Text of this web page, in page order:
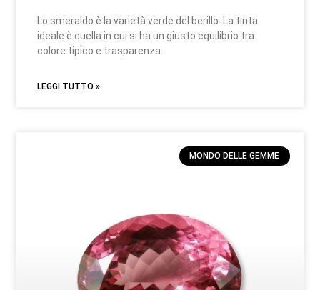
Lo smeraldo è la varietà verde del berillo. La tinta
ideale è quella in cui si ha un giusto equilibrio tra
colore tipico e trasparenza.
LEGGI TUTTO »
MONDO DELLE GEMME